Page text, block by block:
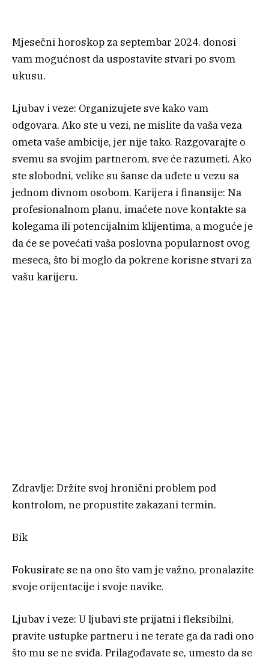
Mjesečni horoskop za septembar 2024. donosi
vam mogućnost da uspostavite stvari po svom
ukusu.
Ljubav i veze: Organizujete sve kako vam
odgovara. Ako ste u vezi, ne mislite da vaša veza
ometa vaše ambicije, jer nije tako. Razgovarajte o
svemu sa svojim partnerom, sve će razumeti. Ako
ste slobodni, velike su šanse da uđete u vezu sa
jednom divnom osobom. Karijera i finansije: Na
profesionalnom planu, imaćete nove kontakte sa
kolegama ili potencijalnim klijentima, a moguće je
da će se povećati vaša poslovna popularnost ovog
meseca, što bi moglo da pokrene korisne stvari za
vašu karijeru.
Zdravlje: Držite svoj hronični problem pod
kontrolom, ne propustite zakazani termin.
Bik
Fokusirate se na ono što vam je važno, pronalazite
svoje orijentacije i svoje navike.
Ljubav i veze: U ljubavi ste prijatni i fleksibilni,
pravite ustupke partneru i ne terate ga da radi ono
što mu se ne sviđa. Prilagođavate se, umesto da se